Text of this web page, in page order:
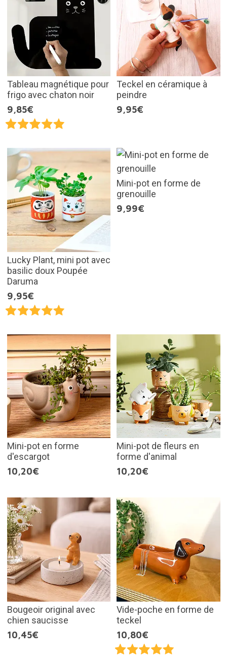
Tableau magnétique pour
frigo avec chaton noir
9,85€
Teckel en céramique à
peindre
9,95€
Lucky Plant, mini pot avec
basilic doux Poupée
Daruma
9,95€
Mini-pot en forme de
grenouille
9,99€
Mini-pot en forme
d'escargot
10,20€
Mini-pot de fleurs en
forme d'animal
10,20€
Bougeoir original avec
chien saucisse
10,45€
Vide-poche en forme de
teckel
10,80€